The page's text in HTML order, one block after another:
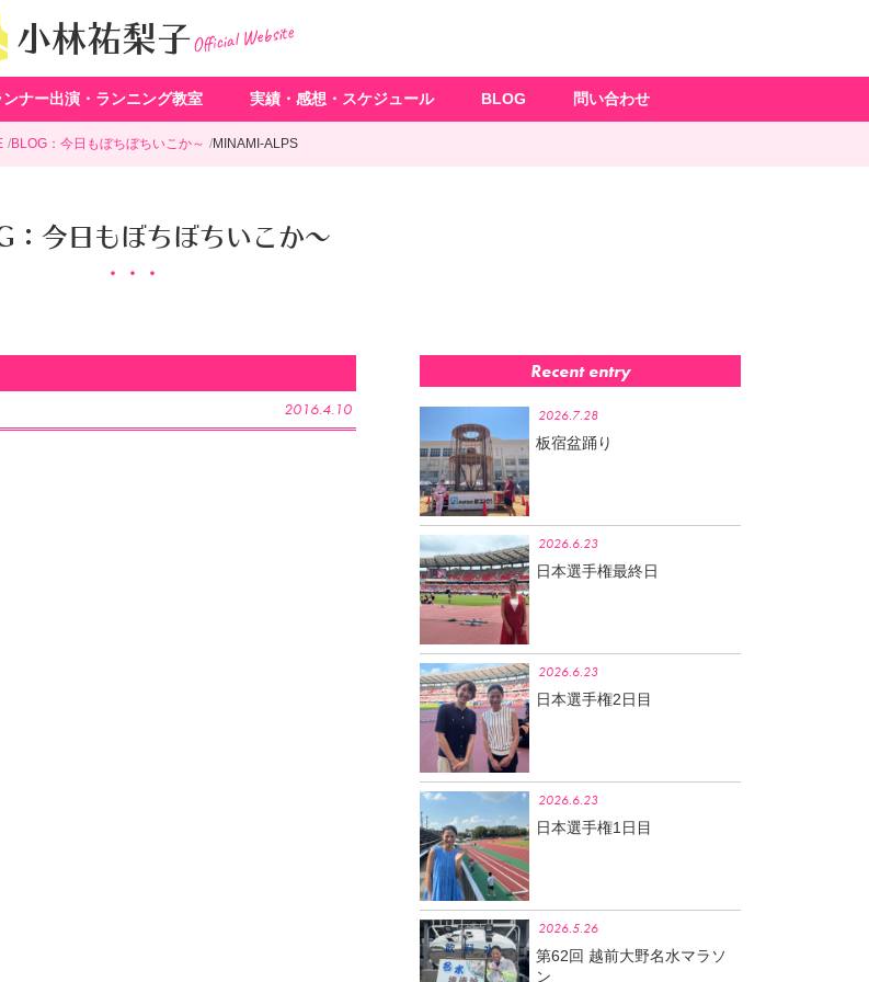
小林祐梨子Official Website
ナー出演・ランニング教室 実績・感想・スケジュール BLOG 問い合わせ
BLOG：今日もぼちぼちいこか～ MINAMI-ALPS
：今日もぼちぼちいこか～
2016.4.10
Recent entry
2026.7.28
板宿盆踊り
2026.6.23
日本選手権最終日
2026.6.23
日本選手権2日目
2026.6.23
日本選手権1日目
2026.5.26
第62回 越前大野名水マラソ
ン